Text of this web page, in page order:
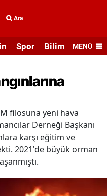
Ara
Spor Bilim veMENÜ
filosuna yeni hava
Derneği Başkanı
karşı eğitim ve
2021'de büyük orman